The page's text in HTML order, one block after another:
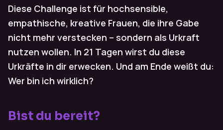
Diese Challenge ist für hochsensible,
empathische, kreative Frauen, die ihre Gabe
nicht mehr verstecken – sondern als Urkraft
nutzen wollen. In 21 Tagen wirst du diese
Urkräfte in dir erwecken. Und am Ende weißt du:
Wer bin ich wirklich?
Bist du bereit?